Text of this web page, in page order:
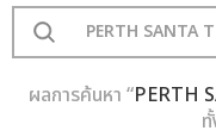
ผลการค้นหา “PERTH